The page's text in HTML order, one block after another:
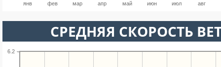
янв фев мар апр май июн июл авг
СРЕДНЯЯ СКОРОСТЬ
6.2